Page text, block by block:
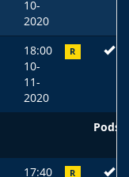
10-
2020
18:00
10-
11-
2020
R
Podst
17:40 R